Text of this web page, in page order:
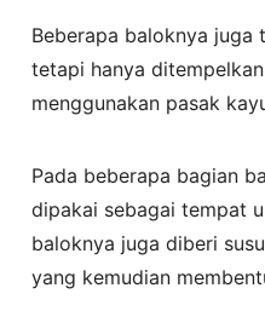
Beberapa baloknya juga
tetapi hanya
menggunakan pasak
Pada beberapa bagian
dipakai sebagai tempat
baloknya juga diberi
yang kemudian